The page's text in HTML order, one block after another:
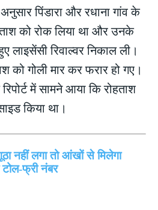
पिंडारा और रधाना गांव के
को रोक लिया था और उनके
लाइसेंसी रिवाल्वर निकाल ली।
को गोली मार कर फरार हो गए।
में सामने आया कि रोहताश
किया था।
नहीं लगा तो आंखों से मिलेगा
टोल-फ्री नंबर